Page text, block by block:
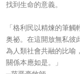
找到生命的意義。
「格利民以精煉的筆
奥祕。在這開放無私彼
為人類社會共融的比喻
關係本應如是。」